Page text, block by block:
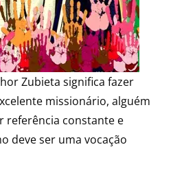
Zubieta significa fazer
missionário, alguém
referência constante e
deve ser uma vocação